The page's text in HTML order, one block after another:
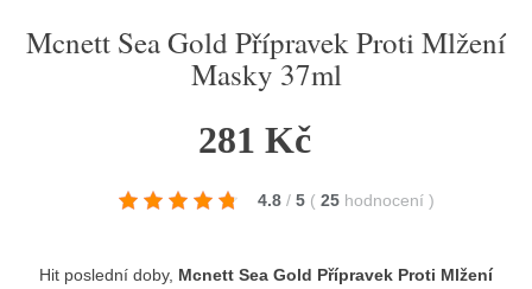
Mcnett Sea Gold Přípravek Proti Mlžení
Masky 37ml
281 Kč
4.8 / 5 ( 25 hodnocení )
Hit poslední doby, Mcnett Sea Gold Přípravek Proti Mlžení